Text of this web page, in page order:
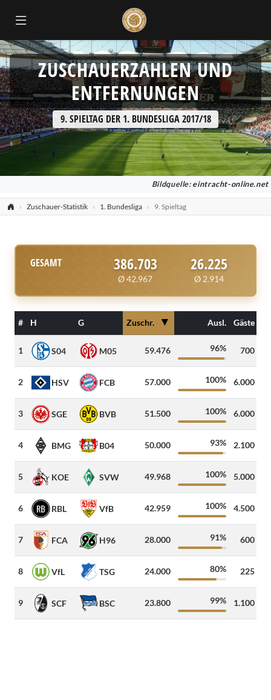
ZUSCHAUERZAHLEN UND
ENTFERNUNGEN
9. SPIELTAG DER 1. BUNDESLIGA 2017/18
Bildquelle: eintracht-online.net
Zuschauer-Statistik 1. Bundesliga 9. Spieltag
GESAMT 386.703
Ø 42.967
26.225
Ø 2.914
# H G Zuschr. ▼ Ausl. Gäste
1 S04 M05 59.476 96% 700
2 HSV FCB 57.000 100% 6.000
3 SGE BVB 51.500 100% 6.000
4 BMG B04 50.000 93% 2.100
5 KOE SVW 49.968 100% 5.000
6 RBL VfB 42.959 100% 4.500
7 FCA H96 28.000 91% 600
8 VfL TSG 24.000 80% 225
9 SCF BSC 23.800 99% 1.100